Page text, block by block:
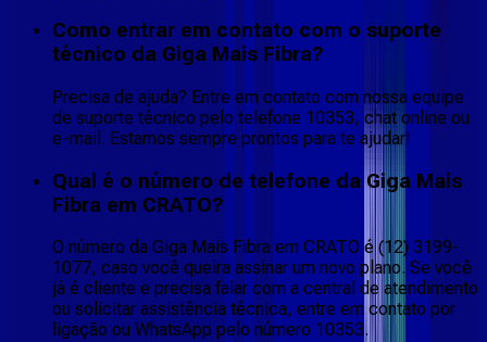
Como entrar em contato com o suporte
técnico da Giga Mais Fibra?
Precisa de ajuda? Entre em contato com nossa equipe
de suporte técnico pelo telefone 10353, chat online ou
e-mail. Estamos sempre prontos para te ajudar!
Qual é o número de telefone da Giga Mais
Fibra em CRATO?
O número da Giga Mais Fibra em CRATO é (12) 3199-
1077, caso você queira assinar um novo plano. Se você
já é cliente e precisa falar com a central de atendimento
ou solicitar assistência técnica, entre em contato por
ligação ou WhatsApp pelo número 10353.